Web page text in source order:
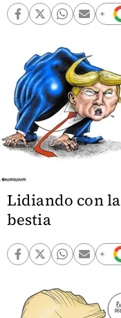
Lidiando con la
bestia